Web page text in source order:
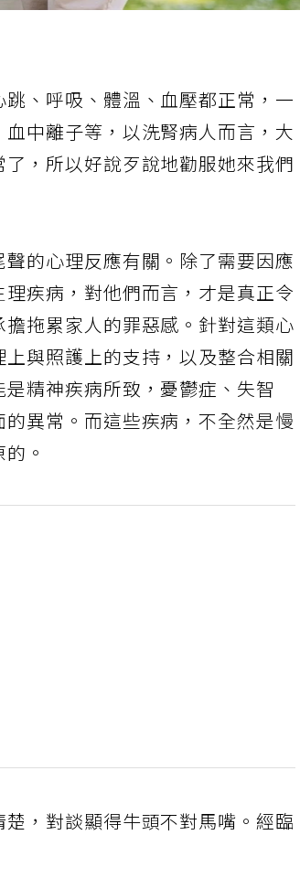
、呼吸、體溫、血壓都正常，一
中離子等，以洗腎病人而言，大
，所以好說歹說地勸服她來我們
的心理反應有關。除了需要因應
疾病，對他們而言，才是真正令
拖累家人的罪惡感。針對這類心
與照護上的支持，以及整合相關
精神疾病所致，憂鬱症、失智
異常。而這些疾病，不全然是慢
。
，對談顯得牛頭不對馬嘴。經臨